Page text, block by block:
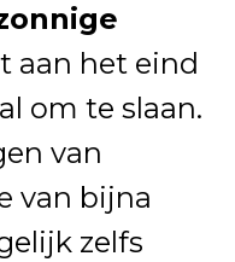
aan het eind
om te slaan.
van
van bijna
zelfs